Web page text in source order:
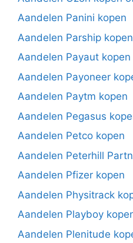
Aandelen Panini kopen
Aandelen Parship kopen
Aandelen Payaut kopen
Aandelen Payoneer
Aandelen Paytm kopen
Aandelen Pegasus
Aandelen Petco kopen
Aandelen Peterhill
Aandelen Pfizer kopen
Aandelen Physitrack
Aandelen Playboy
Aandelen Plenitude